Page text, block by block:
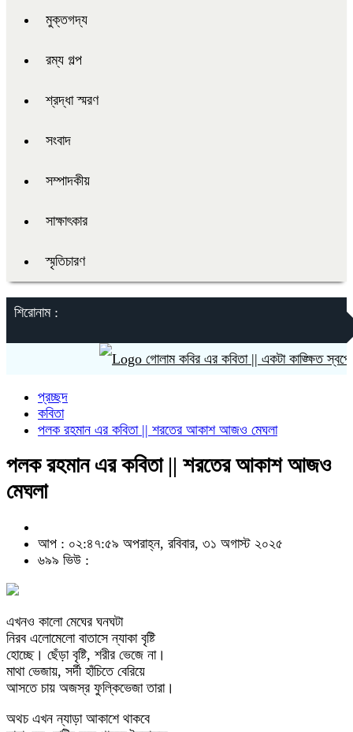
মুক্তগদ্য
রম্য গল্প
শ্রদ্ধা স্মরণ
সংবাদ
সম্পাদকীয়
সাক্ষাৎকার
স্মৃতিচারণ
শিরোনাম :
গোলাম কবির এর কবিতা || একটা কাঙ্ক্ষিত স্বপ্নের
প্রচ্ছদ
কবিতা
পলক রহমান এর কবিতা || শরতের আকাশ আজও মেঘলা
পলক রহমান এর কবিতা || শরতের আকাশ আজও
মেঘলা
আপ : ০২:৪৭:৫৯ অপরাহ্ন, রবিবার, ৩১ অগাস্ট ২০২৫
৬৯৯ ভিউ :
এখনও কালো মেঘের ঘনঘটা
নিরব এলোমেলো বাতাসে ন্যাকা বৃষ্টি
হোচ্ছে। ছেঁড়া বৃষ্টি, শরীর ভেজে না।
মাথা ভেজায়, সর্দী হাঁচিতে বেরিয়ে
আসতে চায় অজস্র ফুল্কিভেজা তারা।
অথচ এখন ন্যাড়া আকাশে থাকবে